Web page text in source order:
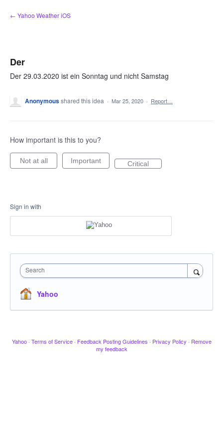
Skip
to
← Yahoo Weather iOS
Der
Der 29.03.2020 ist ein Sonntag und nicht Samstag
Anonymousshared this idea · Mar 25, 2020 · Report…
How important is this to you?
Not at all Important Critical
Sign in with
Search
Yahoo
Yahoo · Terms of Service · Feedback Posting Guidelines · Privacy Policy · Remove
my feedback